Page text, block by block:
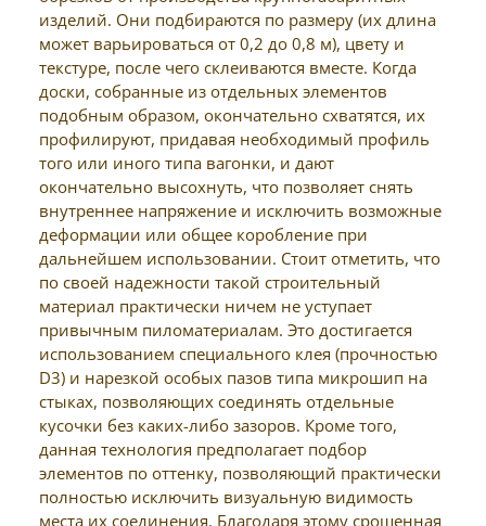
изделий. Они подбираются по размеру (их длина
может варьироваться от 0,2 до 0,8 м), цвету и
текстуре, после чего склеиваются вместе. Когда
доски, собранные из отдельных элементов
подобным образом, окончательно схватятся, их
профилируют, придавая необходимый профиль
того или иного типа вагонки, и дают
окончательно высохнуть, что позволяет снять
внутреннее напряжение и исключить возможные
деформации или общее коробление при
дальнейшем использовании. Стоит отметить, что
по своей надежности такой строительный
материал практически ничем не уступает
привычным пиломатериалам. Это достигается
использованием специального клея (прочностью
D3) и нарезкой особых пазов типа микрошип на
стыках, позволяющих соединять отдельные
кусочки без каких-либо зазоров. Кроме того,
данная технология предполагает подбор
элементов по оттенку, позволяющий практически
полностью исключить визуальную видимость
места их соединения. Благодаря этому срощенная